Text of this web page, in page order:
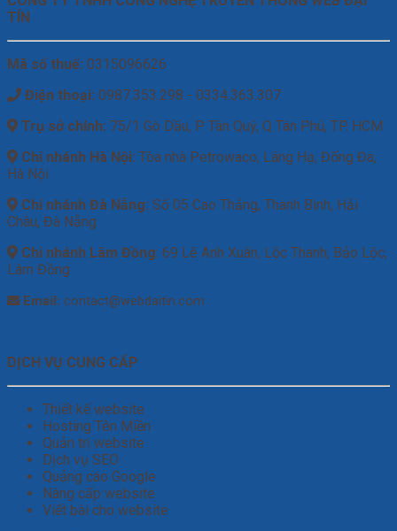
TÍN
Mã số thuế: 0315096626
Điện thoại: 0987.353.298 - 0334.363.307
Trụ sở chính: 75/1 Gò Dầu, P Tân Quý, Q Tân Phú, TP. HCM
Chi nhánh Hà Nội: Tòa nhà Petrowaco, Láng Hạ, Đống Đa,
Hà Nội
Chi nhánh Đà Nẵng: Số 05 Cao Thắng, Thanh Bình, Hải
Châu, Đà Nẵng
Chi nhánh Lâm Đồng: 69 Lê Anh Xuân, Lộc Thanh, Bảo Lộc,
Lâm Đồng
Email: contact@webdaitin.com
DỊCH VỤ CUNG CẤP
Thiết kế website
Hosting Tên Miền
Quản trị website
Dịch vụ SEO
Quảng cáo Google
Nâng cấp website
Viết bài cho website